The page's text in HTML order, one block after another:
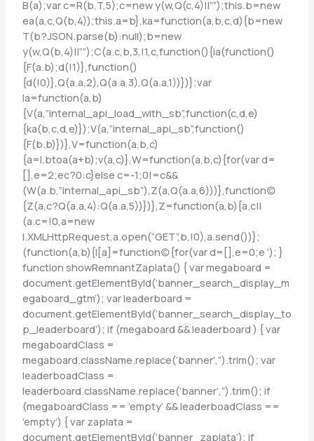
B(a);var c=R(b,T,5);c=new y(w,Q(c,4)||””);this.b=new
ea(a,c,Q(b,4));this.a=b},ka=function(a,b,c,d){b=new
T(b?JSON.parse(b):null);b=new
y(w,Q(b,4)||””);C(a.c,b,3,!1,c,function(){ia(function()
{F(a.b);d(!1)},function()
{d(!0)},Q(a.a,2),Q(a.a,3),Q(a.a,1))})};var
la=function(a,b)
{V(a,”internal_api_load_with_sb”,function(c,d,e)
{ka(b,c,d,e)});V(a,”internal_api_sb”,function()
{F(b.b)})},V=function(a,b,c)
{a=l.btoa(a+b);v(a,c)},W=function(a,b,c){for(var d=
[],e=2;ec?0:c}else c=-1;0!=c&&
(W(a.b,”internal_api_sb”),Z(a,Q(a.a,6)))},function(c)
{Z(a,c?Q(a.a,4):Q(a.a,5))})},Z=function(a,b){a.c||
(a.c=!0,a=new
l.XMLHttpRequest,a.open(“GET”,b,!0),a.send())};
(function(a,b){l[a]=function(c){for(var d=[],e=0;e ‘); }
function showRemnantZaplata() { var megaboard =
document.getElementById(‘banner_search_display_m
egaboard_gtm’); var leaderboard =
document.getElementById(‘banner_search_display_to
p_leaderboard’); if (megaboard && leaderboard ) { var
megaboardClass =
megaboard.className.replace(‘banner’,”).trim(); var
leaderboadClass =
leaderboard.className.replace(‘banner’,”).trim(); if
(megaboardClass == ’empty’ && leaderboadClass ==
’empty’) { var zaplata =
document.getElementById(‘banner_zaplata’); if